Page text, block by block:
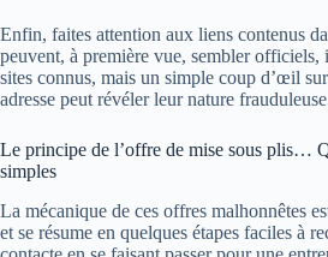
Enfin, faites attention aux liens contenus
peuvent, à première vue, sembler officiels,
sites connus, mais un simple coup d’œil
adresse peut révéler leur nature
Le principe de l’offre de mise sous plis…
simples
La mécanique de ces offres malhonnêtes
et se résume en quelques étapes faciles à